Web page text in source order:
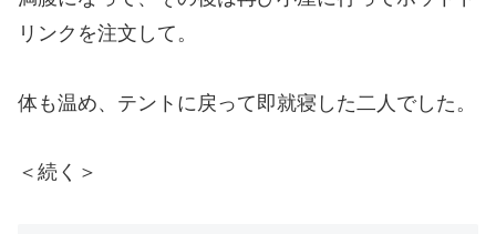
リンクを注文して。
体も温め、テントに戻って即就寝した二人でした。
＜続く＞